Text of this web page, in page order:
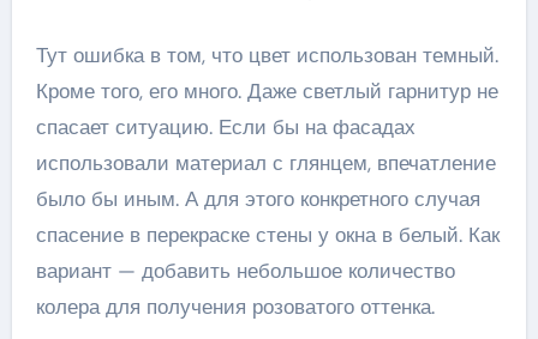
Тут ошибка в том, что цвет использован темный.
Кроме того, его много. Даже светлый гарнитур не
спасает ситуацию. Если бы на фасадах
использовали материал с глянцем, впечатление
было бы иным. А для этого конкретного случая
спасение в перекраске стены у окна в белый. Как
вариант — добавить небольшое количество
колера для получения розоватого оттенка.